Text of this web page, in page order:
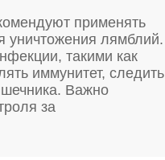
применять
уничтожения лямблий.
такими как
иммунитет, следить
Важно
за